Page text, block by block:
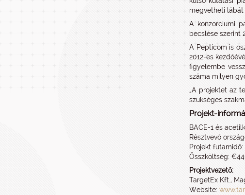
megvetheti
A konzorciumi
becslése szerint
A Pepticom is
2012-es
figyelembe
száma milyen
„A projektet az
szükséges
Projekt-
BACE-1 és
Résztvevő
Projekt futamidő:
Összköltség:
Projektvezető:
TargetEx Kft.,
Website: